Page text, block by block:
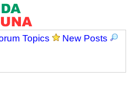
Topics
New Posts